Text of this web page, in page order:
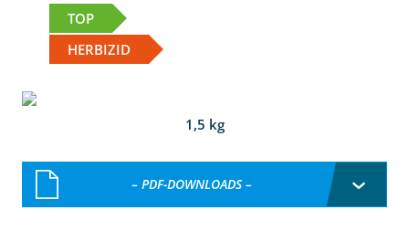
TOP
HERBIZID
1,5 kg
– PDF-DOWNLOADS –